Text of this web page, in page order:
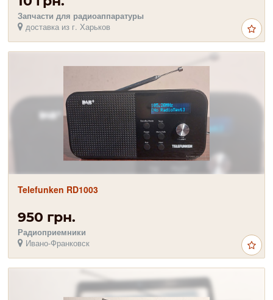
Запчасти для радиоаппаратуры
доставка из г. Харьков
Telefunken RD1003
950 грн.
Радиоприемники
Ивано-Франковск